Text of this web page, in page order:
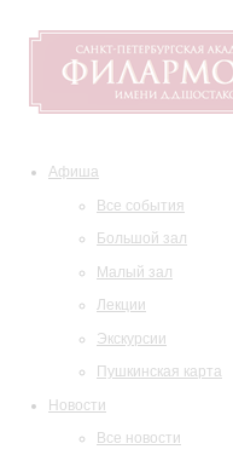
Афиша
Все события
Большой зал
Малый зал
Лекции
Экскурсии
Пушкинская карта
Новости
Все новости